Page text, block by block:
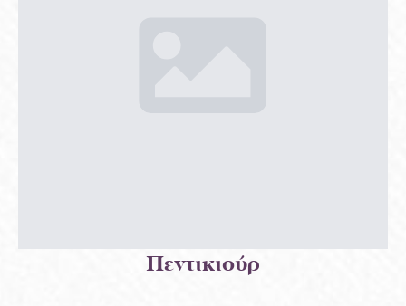
Πεντικιούρ